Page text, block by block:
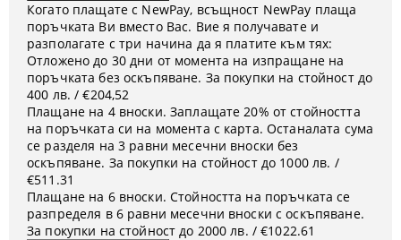
Когато плащате с NewPay, всъщност NewPay плаща
поръчката Ви вместо Вас. Вие я получавате и
разполагате с три начина да я платите към тях:
Отложено до 30 дни от момента на изпращане на
поръчката без оскъпяване. За покупки на стойност до
400 лв. / €204,52
Плащане на 4 вноски. Заплащате 20% от стойността
на поръчката си на момента с карта. Останалата сума
се разделя на 3 равни месечни вноски без
оскъпяване. За покупки на стойност до 1000 лв. /
€511.31
Плащане на 6 вноски. Стойността на поръчката се
разпределя в 6 равни месечни вноски с оскъпяване.
За покупки на стойност до 2000 лв. / €1022.61